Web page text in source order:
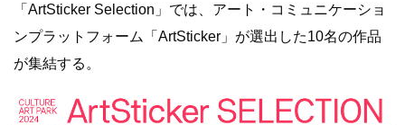
「ArtSticker Selection」では、アート・コミュニケーショ
ンプラットフォーム「ArtSticker」が選出した10名の作品
が集結する。